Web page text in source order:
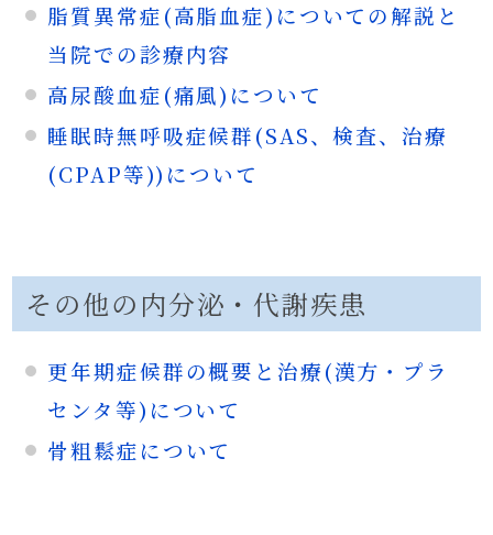
脂質異常症(高脂血症)についての解説と
当院での診療内容
高尿酸血症(痛風)について
睡眠時無呼吸症候群(SAS、検査、治療
(CPAP等))について
その他の内分泌・代謝疾患
更年期症候群の概要と治療(漢方・プラ
センタ等)について
骨粗鬆症について